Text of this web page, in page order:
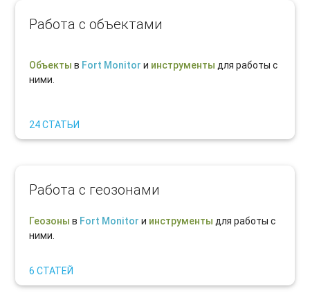
Работа с объектами
Объектыв Fort Monitor и инструментыдля работы с
ними.
24 СТАТЬИ
Работа с геозонами
Геозоны в Fort Monitor и инструменты для работы с
ними.
6 СТАТЕЙ